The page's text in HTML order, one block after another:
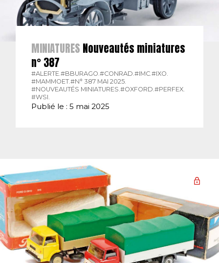
MINIATURES Nouveautés miniatures
n° 387
#ALERTE.#BBURAGO.#CONRAD.#IMC.#IXO.
#MAMMOET.#N° 387 MAI 2025.
#NOUVEAUTÉS MINIATURES.#OXFORD.#PERFEX.
#WSI.
Publié le : 5 mai 2025